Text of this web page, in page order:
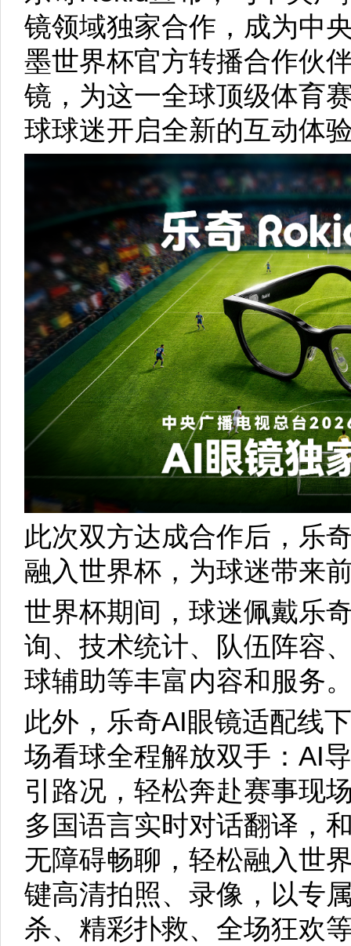
镜领域独家合作，成为中
墨世界杯官方转播合作伙
镜，为这一全球顶级体育
球球迷开启全新的互动体
此次双方达成合作后，乐
融入世界杯，为球迷带来
世界杯期间，球迷佩戴乐
询、技术统计、队伍阵容
球辅助等丰富内容和服务
此外，乐奇AI眼镜适配线
场看球全程解放双手：AI
引路况，轻松奔赴赛事现
多国语言实时对话翻译，
无障碍畅聊，轻松融入世
键高清拍照、录像，以专
杀、精彩扑救、全场狂欢